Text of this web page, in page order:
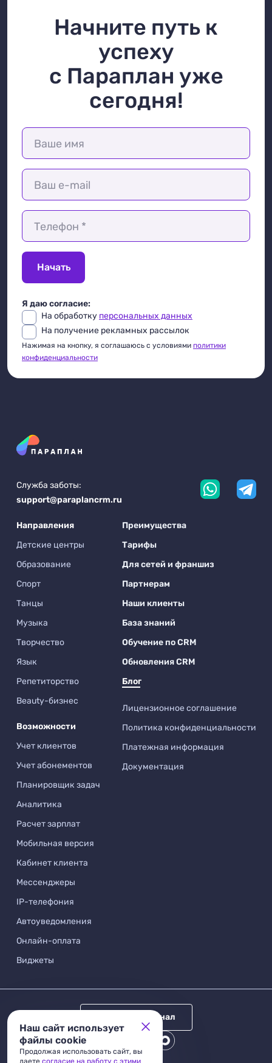
Начните путь к
успеху
с Параплан уже
сегодня!
Ваше имя
Ваш e-mail
Телефон *
Начать
Я даю согласие:
На обработку персональных данных
На получение рекламных рассылок
Нажимая на кнопку, я соглашаюсь с условиями политики
конфиденциальности
Служба заботы:
support@paraplancrm.ru
Направления
Детские центры
Образование
Спорт
Танцы
Музыка
Творчество
Язык
Репетиторство
Beauty-бизнес
Возможности
Учет клиентов
Учет абонементов
Планировщик задач
Аналитика
Расчет зарплат
Мобильная версия
Кабинет клиента
Мессенджеры
IP-телефония
Автоуведомления
Онлайн-оплата
Виджеты
Преимущества
Тарифы
Для сетей и франшиз
Партнерам
Наши клиенты
База знаний
Обучение по CRM
Обновления CRM
Блог
Лицензионное соглашение
Политика конфиденциальности
Платежная информация
Документация
Telegram канал
Наш сайт использует
файлы cookie
Продолжая использовать сайт, вы
даете согласие на работу с этими